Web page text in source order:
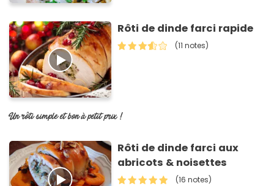
Rôti de dinde farci rapide
(11 notes)
Un rôti simple et bon à petit prix !
Rôti de dinde farci aux
abricots & noisettes
(16 notes)